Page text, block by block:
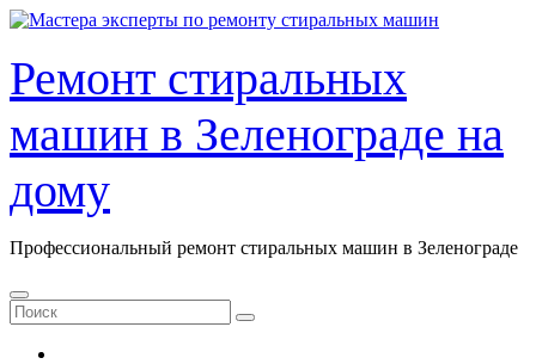
Перейти
содержанию
Ремонт стиральных
машин в Зеленограде на
дому
Профессиональный ремонт стиральных машин в Зеленограде